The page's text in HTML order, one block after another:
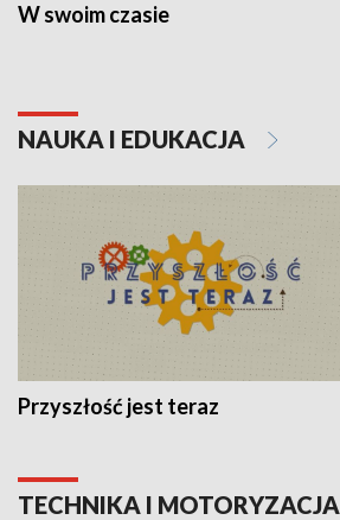
W swoim czasie
NAUKA I EDUKACJA
Przyszłość jest teraz
TECHNIKA I MOTORYZACJA